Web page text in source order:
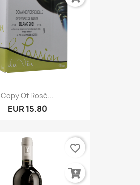
Copy Of Rosé...
EUR 15.80
favorite_border